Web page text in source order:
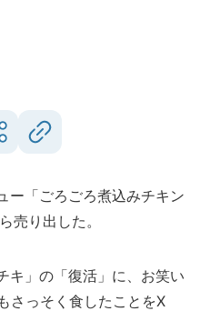
ー「ごろごろ煮込みチキン
売り出した。
キ」の「復活」に、お笑い
さっそく食したことをX